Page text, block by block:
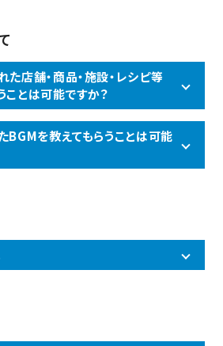
た店舗・商品・施設・レシピ等
ことは可能ですか？
BGMを教えてもらうことは可能